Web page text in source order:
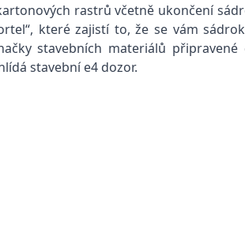
rastrů včetně ukončení
které zajistí to, že se vám
stavebních materiálů
stavební e4 dozor.